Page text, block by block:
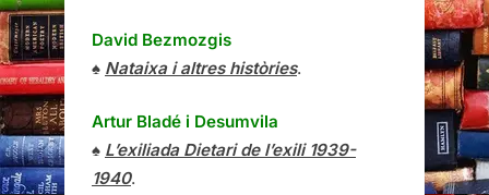
David Bezmozgis
♠ Nataixa i altres històries.
Artur Bladé i Desumvila
♠ L’exiliada Dietari de l’exili 1939-
1940.